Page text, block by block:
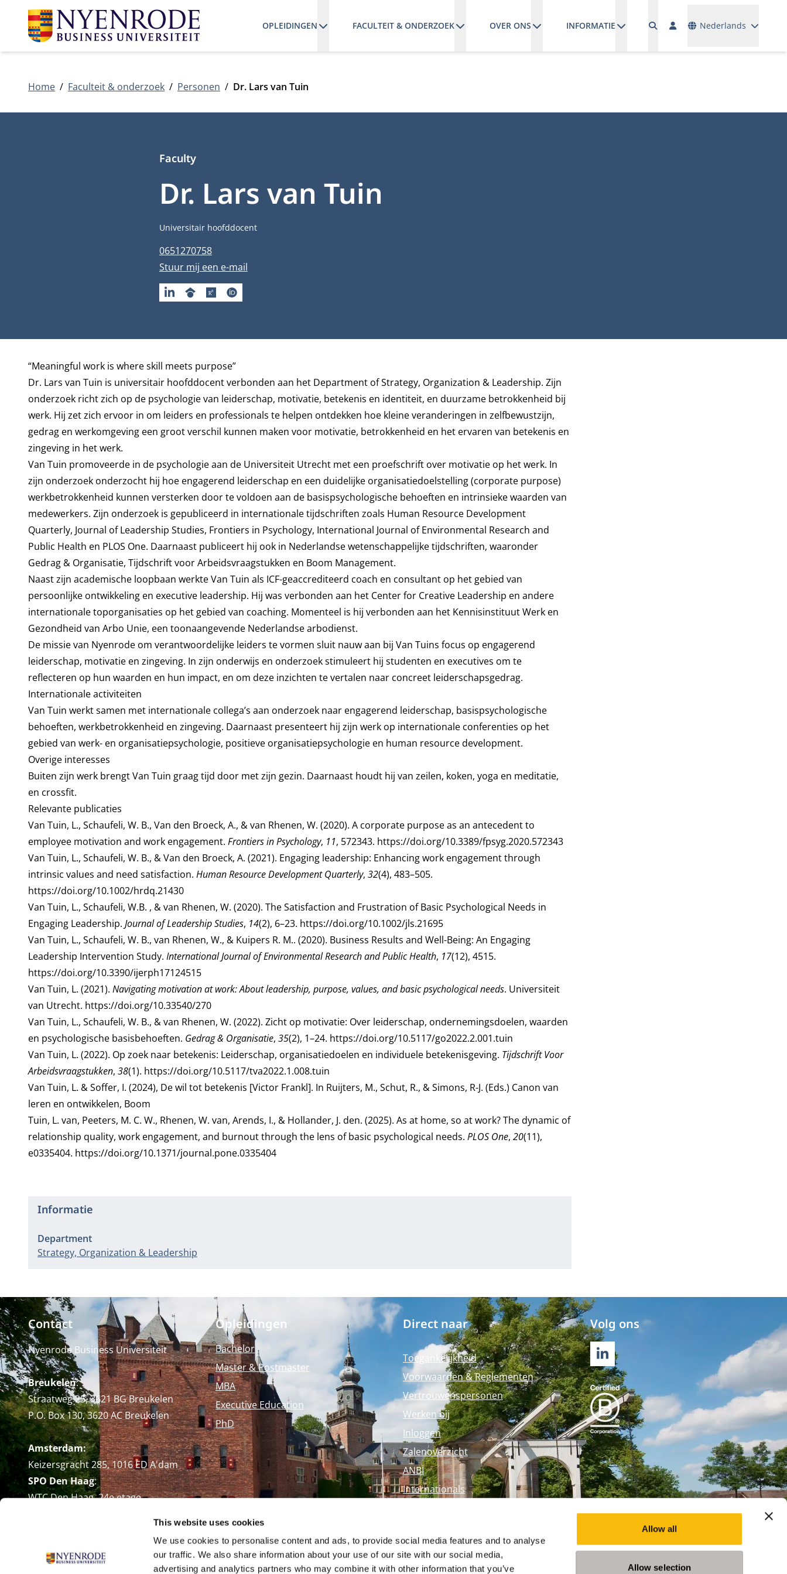
This website uses cookies
We use cookies to personalise content and ads, to provide social media features and to analyse
our traffic. We also share information about your use of our site with our social media,
advertising and analytics partners who may combine it with other information that you’ve
Allow all
Allow selection
OPLEIDINGEN FACULTEIT & ONDERZOEK OVER ONS INFORMATIE Nederlands
Home Faculteit & onderzoek Personen Dr. Lars van Tuin
Dr. Lars van Tuin
Faculty
Functietitel
Universitair hoofddocent
Telefoonnummer
0651270758
E-mailadres
Stuur mij een e-mail
LINKEDINGOOGLESCHOLAR
RESEARCHGATE
ORCID
Biografie
“Meaningful work is where skill meets purpose”
Dr. Lars van Tuin is universitair hoofddocent verbonden aan het Department of Strategy, Organization & Leadership. Zijn
onderzoek richt zich op de psychologie van leiderschap, motivatie, betekenis en identiteit, en duurzame betrokkenheid bij
werk. Hij zet zich ervoor in om leiders en professionals te helpen ontdekken hoe kleine veranderingen in zelfbewustzijn,
gedrag en werkomgeving een groot verschil kunnen maken voor motivatie, betrokkenheid en het ervaren van betekenis en
zingeving in het werk.
Van Tuin promoveerde in de psychologie aan de Universiteit Utrecht met een proefschrift over motivatie op het werk. In
zijn onderzoek onderzocht hij hoe engagerend leiderschap en een duidelijke organisatiedoelstelling (corporate purpose)
werkbetrokkenheid kunnen versterken door te voldoen aan de basispsychologische behoeften en intrinsieke waarden van
medewerkers. Zijn onderzoek is gepubliceerd in internationale tijdschriften zoals Human Resource Development
Quarterly, Journal of Leadership Studies, Frontiers in Psychology, International Journal of Environmental Research and
Public Health en PLOS One. Daarnaast publiceert hij ook in Nederlandse wetenschappelijke tijdschriften, waaronder
Gedrag & Organisatie, Tijdschrift voor Arbeidsvraagstukken en Boom Management.
Naast zijn academische loopbaan werkte Van Tuin als ICF-geaccrediteerd coach en consultant op het gebied van
persoonlijke ontwikkeling en executive leadership. Hij was verbonden aan het Center for Creative Leadership en andere
internationale toporganisaties op het gebied van coaching. Momenteel is hij verbonden aan het Kennisinstituut Werk en
Gezondheid van Arbo Unie, een toonaangevende Nederlandse arbodienst.
De missie van Nyenrode om verantwoordelijke leiders te vormen sluit nauw aan bij Van Tuins focus op engagerend
leiderschap, motivatie en zingeving. In zijn onderwijs en onderzoek stimuleert hij studenten en executives om te
reflecteren op hun waarden en hun impact, en om deze inzichten te vertalen naar concreet leiderschapsgedrag.
Internationale activiteiten
Van Tuin werkt samen met internationale collega’s aan onderzoek naar engagerend leiderschap, basispsychologische
behoeften, werkbetrokkenheid en zingeving. Daarnaast presenteert hij zijn werk op internationale conferenties op het
gebied van werk- en organisatiepsychologie, positieve organisatiepsychologie en human resource development.
Overige interesses
Buiten zijn werk brengt Van Tuin graag tijd door met zijn gezin. Daarnaast houdt hij van zeilen, koken, yoga en meditatie,
en crossfit.
Relevante publicaties
Van Tuin, L., Schaufeli, W. B., Van den Broeck, A., & van Rhenen, W. (2020). A corporate purpose as an antecedent to
employee motivation and work engagement. Frontiers in Psychology, 11, 572343. https://doi.org/10.3389/fpsyg.2020.572343
Van Tuin, L., Schaufeli, W. B., & Van den Broeck, A. (2021). Engaging leadership: Enhancing work engagement through
intrinsic values and need satisfaction. Human Resource Development Quarterly, 32(4), 483–505.
https://doi.org/10.1002/hrdq.21430
Van Tuin, L., Schaufeli, W.B. , & van Rhenen, W. (2020). The Satisfaction and Frustration of Basic Psychological Needs in
Engaging Leadership. Journal of Leadership Studies, 14(2), 6–23. https://doi.org/10.1002/jls.21695
Van Tuin, L., Schaufeli, W. B., van Rhenen, W., & Kuipers R. M.. (2020). Business Results and Well-Being: An Engaging
Leadership Intervention Study. International Journal of Environmental Research and Public Health, 17(12), 4515.
https://doi.org/10.3390/ijerph17124515
Van Tuin, L. (2021). Navigating motivation at work: About leadership, purpose, values, and basic psychological needs. Universiteit
van Utrecht. https://doi.org/10.33540/270
Van Tuin, L., Schaufeli, W. B., & van Rhenen, W. (2022). Zicht op motivatie: Over leiderschap, ondernemingsdoelen, waarden
en psychologische basisbehoeften. Gedrag & Organisatie, 35(2), 1–24. https://doi.org/10.5117/go2022.2.001.tuin
Van Tuin, L. (2022). Op zoek naar betekenis: Leiderschap, organisatiedoelen en individuele betekenisgeving. Tijdschrift Voor
Arbeidsvraagstukken, 38(1). https://doi.org/10.5117/tva2022.1.008.tuin
Van Tuin, L. & Soffer, I. (2024), De wil tot betekenis [Victor Frankl]. In Ruijters, M., Schut, R., & Simons, R-J. (Eds.) Canon van
leren en ontwikkelen, Boom
Tuin, L. van, Peeters, M. C. W., Rhenen, W. van, Arends, I., & Hollander, J. den. (2025). As at home, so at work? The dynamic of
relationship quality, work engagement, and burnout through the lens of basic psychological needs. PLOS One, 20(11),
e0335404. https://doi.org/10.1371/journal.pone.0335404
Informatie
Department
Strategy, Organization & Leadership
Contact
Nyenrode Business Universiteit
Breukelen:
Straatweg 25, 3621 BG Breukelen
P.O. Box 130, 3620 AC Breukelen
Amsterdam:
Keizersgracht 285, 1016 ED A'dam
SPO Den Haag:
WTC Den Haag, 24e etage
+31 (0)346 29 1211
Opleidingen
Bachelor
Master & Postmaster
MBA
Executive Education
PhD
Direct naar
Toegankelijkheid
Voorwaarden & Reglementen
Vertrouwenspersonen
Werken bij
Inloggen
Zalenoverzicht
ANBI
Internationals
Volg ons
LINKEDIN